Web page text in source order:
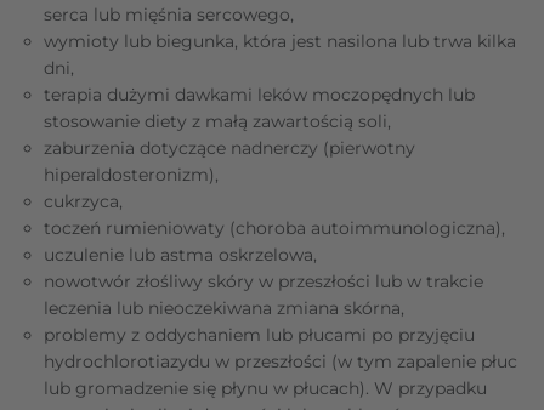
serca lub mięśnia sercowego,
wymioty lub biegunka, która jest nasilona lub trwa kilka
dni,
terapia dużymi dawkami leków moczopędnych lub
stosowanie diety z małą zawartością soli,
zaburzenia dotyczące nadnerczy (pierwotny
hiperaldosteronizm),
cukrzyca,
toczeń rumieniowaty (choroba autoimmunologiczna),
uczulenie lub astma oskrzelowa,
nowotwór złośliwy skóry w przeszłości lub w trakcie
leczenia lub nieoczekiwana zmiana skórna,
problemy z oddychaniem lub płucami po przyjęciu
hydrochlorotiazydu w przeszłości (w tym zapalenie płuc
lub gromadzenie się płynu w płucach). W przypadku